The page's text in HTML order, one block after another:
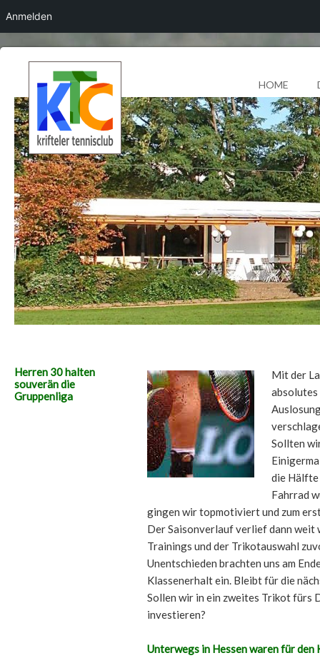
HOME
Herren 30 halten
souverän die
Gruppenliga
Mit der
absolutes
Sollten
die Hälfte
Fahrrad
gingen wir topmotiviert und zum
Der Saisonverlauf verlief dann weit
Trainings und der Trikotauswahl
Unentschieden brachten uns am
Klassenerhalt ein. Bleibt für die
Sollen wir in ein zweites Trikot fürs
investieren?
Unterwegs in Hessen waren für den
Anmelden